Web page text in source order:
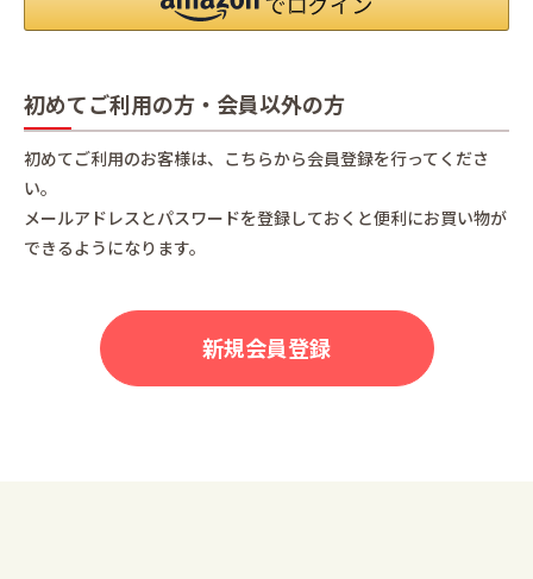
初めてご利用の方・会員以外の方
初めてご利用のお客様は、こちらから会員登録を行ってくださ
い。
メールアドレスとパスワードを登録しておくと便利にお買い物が
できるようになります。